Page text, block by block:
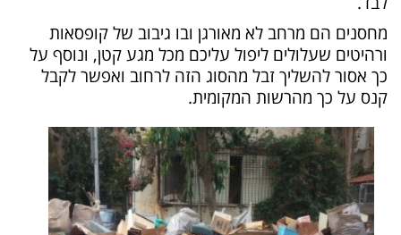
מחסנים הם מרחב לא מאורגן ובו גיבוב של קופסאות
ורהיטים שעלולים ליפול עליכם מכל מגע קטן, ונוסף על
כך אסור להשליך זבל מהסוג הזה לרחוב ואפשר לקבל
קנס על כך מהרשות המקומית.